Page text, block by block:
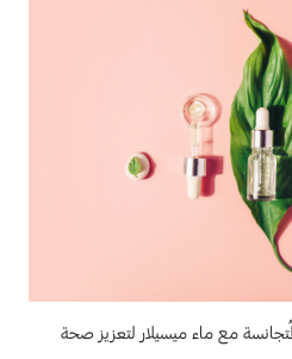
مع ماء ميسيلار لتعزيز صحة